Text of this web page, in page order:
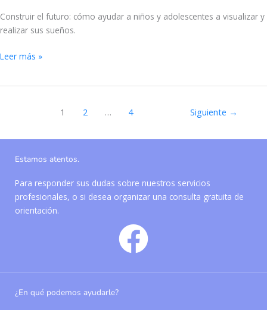
Construir el futuro: cómo ayudar a niños y adolescentes a visualizar y
realizar sus sueños.
Leer más »
1 2 … 4 Siguiente →
Estamos atentos.
Para responder sus dudas sobre nuestros servicios
profesionales, o si desea organizar una consulta gratuita de
orientación.
¿En qué podemos ayudarle?